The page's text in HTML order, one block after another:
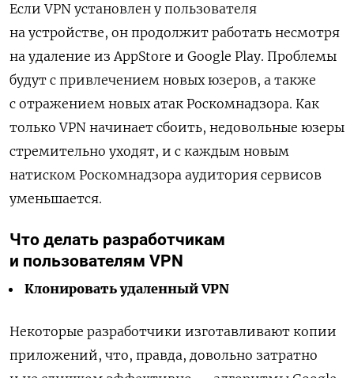
Если VPN установлен у пользователя
на устройстве, он продолжит работать несмотря
на удаление из AppStore и Google Play. Проблемы
будут с привлечением новых юзеров, а также
с отражением новых атак Роскомнадзора. Как
только VPN начинает сбоить, недовольные юзеры
стремительно уходят, и с каждым новым
натиском Роскомнадзора аудитория сервисов
уменьшается.
Что делать разработчикам
и пользователям VPN
Клонировать удаленный VPN
Некоторые разработчики изготавливают копии
приложений, что, правда, довольно затратно